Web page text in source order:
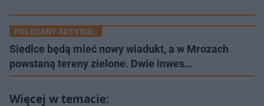
POLECANY ARTYKUŁ:
Siedlce będą mieć nowy wiadukt, a w Mrozach
powstaną tereny zielone. Dwie inwes…